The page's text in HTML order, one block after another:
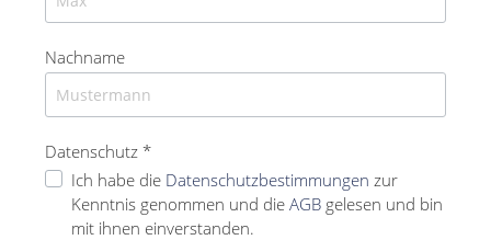
Nachname
Datenschutz *
Ich habe die Datenschutzbestimmungen zur
Kenntnis genommen und die AGB gelesen und bin
mit ihnen einverstanden.